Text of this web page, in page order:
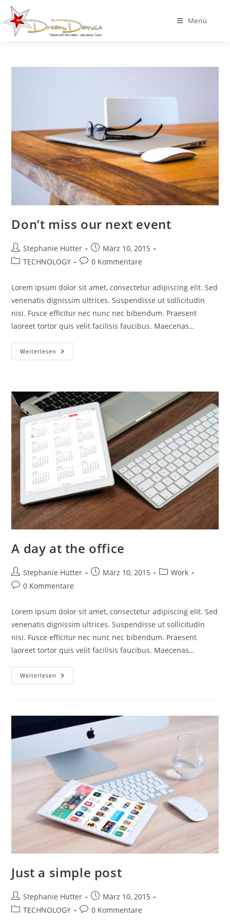
Zum
Inhalt
springen
Menü
Don’t miss our next event
Beitrags-
Autor:
Stephanie Hütter
Beitrag
veröffentlicht:
März 10, 2015
Beitrags-
TECHNOLOGY
Beitrags-
0 Kommentare
Lorem ipsum dolor sit amet, consectetur adipiscing elit. Sed
venenatis dignissim ultrices. Suspendisse ut sollicitudin
nisi. Fusce efficitur nec nunc nec bibendum. Praesent
laoreet tortor quis velit facilisis faucibus. Maecenas…
Weiterlesen Don’t
Miss
A day at the office
Beitrags-
Autor:
Stephanie Hütter
BeitragMärz 10, 2015
Beitrags-
Work
Beitrags-
0 Kommentare
Lorem ipsum dolor sit amet, consectetur adipiscing elit. Sed
venenatis dignissim ultrices. Suspendisse ut sollicitudin
nisi. Fusce efficitur nec nunc nec bibendum. Praesent
laoreet tortor quis velit facilisis faucibus. Maecenas…
Weiterlesen A
Day
Just a simple post
Beitrags-
Autor:
Stephanie Hütter
Beitrag
veröffentlicht:
März 10, 2015
Beitrags-
TECHNOLOGY
Beitrags-
0 Kommentare